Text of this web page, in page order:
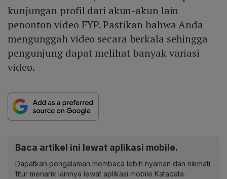
kunjungan profil dari akun-akun lain
penonton video FYP. Pastikan bahwa Anda
mengunggah video secara berkala sehingga
pengunjung dapat melihat banyak variasi
video.
Baca artikel ini lewat aplikasi mobile.
Dapatkan pengalaman membaca lebih nyaman dan nikmati
fitur menarik lainnya lewat aplikasi mobile Katadata.